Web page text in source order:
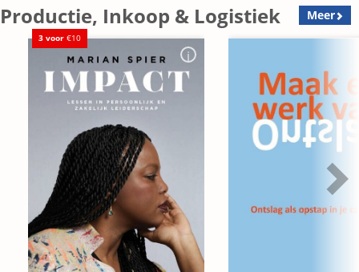
Productie, Inkoop & Logistiek Meer
3 voor €10